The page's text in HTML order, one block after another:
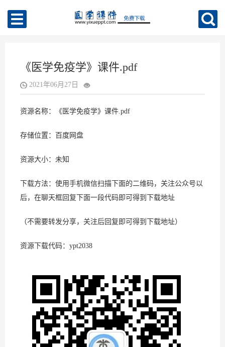
《医学免疫学》课件.pdf
2021年06月27日
资源名称：《医学免疫学》课件.pdf
存储位置：百度网盘
资源大小：未知
下载方法：使用手机微信扫描下面的二维码，关注公众号以
后，在聊天框回复下面一段代码即可得到下载地址
（不需要转发分享，关注后回复即可得到下载地址）
资源下载代码：ypt2038